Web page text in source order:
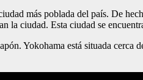
más poblada del país. De
la ciudad. Esta ciudad se
Yokohama está situada